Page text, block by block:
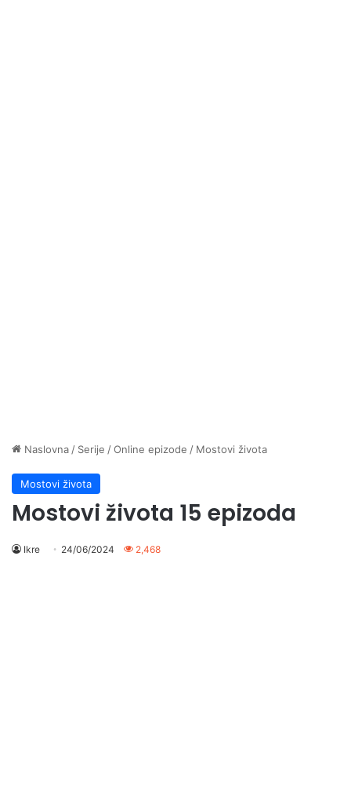
Naslovna / Serije /Online epizode / Mostovi života
Mostovi života
Mostovi života 15 epizoda
Ikre 24/06/2024 2,468